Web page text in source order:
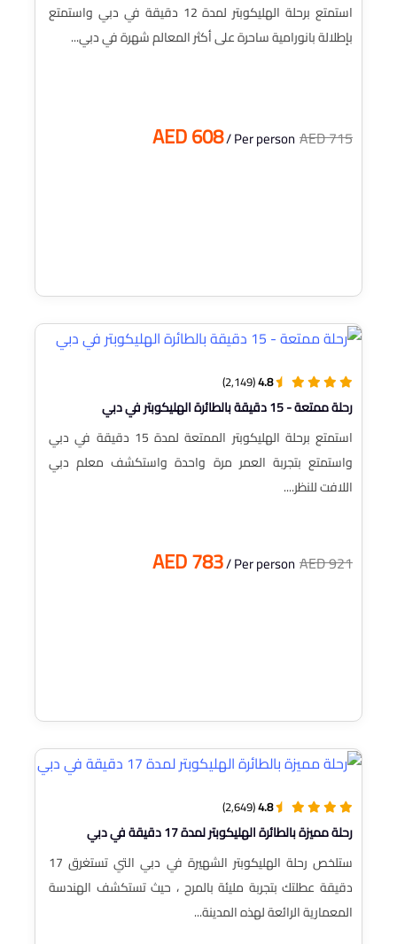
استمتع برحلة الهليكوبتر لمدة 12 دقيقة في دبي واستمتع
بإطلالة بانورامية ساحرة على أكثر المعالم شهرة في دبي...
AED 608/ Per person AED 715
4.8
(2,149)
رحلة ممتعة - 15 دقيقة بالطائرة الهليكوبتر في دبي
استمتع برحلة الهليكوبتر الممتعة لمدة 15 دقيقة في دبي
واستمتع بتجربة العمر مرة واحدة واستكشف معلم دبي
اللافت للنظر....
AED 783/ Per person AED 921
4.8
(2,649)
رحلة مميزة بالطائرة الهليكوبتر لمدة 17 دقيقة في دبي
ستلخص رحلة الهليكوبتر الشهيرة في دبي التي تستغرق 17
دقيقة عطلتك بتجربة مليئة بالمرح ، حيث تستكشف الهندسة
المعمارية الرائعة لهذه المدينة...